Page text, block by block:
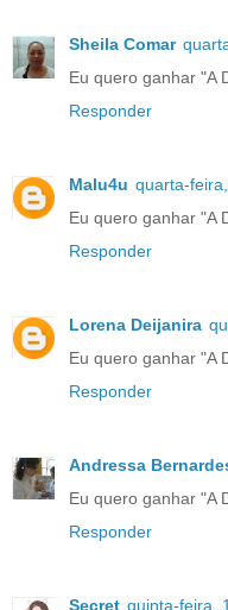
Sheila Comar
Eu quero ganhar "A
Responder
Malu4u quarta-
Eu quero ganhar "A
Responder
Lorena Deijanira
Eu quero ganhar "A
Responder
Andressa
Eu quero ganhar "A
Responder
Secret quinta-feira,